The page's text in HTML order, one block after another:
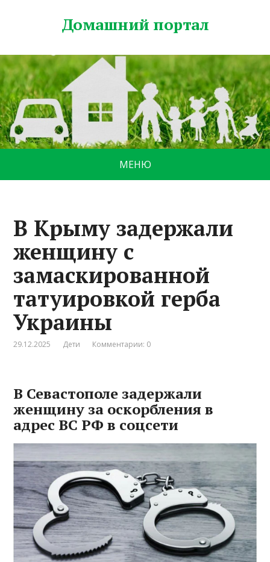
Домашний портал
МЕНЮ
В Крыму задержали
женщину с
замаскированной
татуировкой герба
Украины
29.12.2025 Дети Комментарии: 0
В Севастополе задержали
женщину за оскорбления в
адрес ВС РФ в соцсети